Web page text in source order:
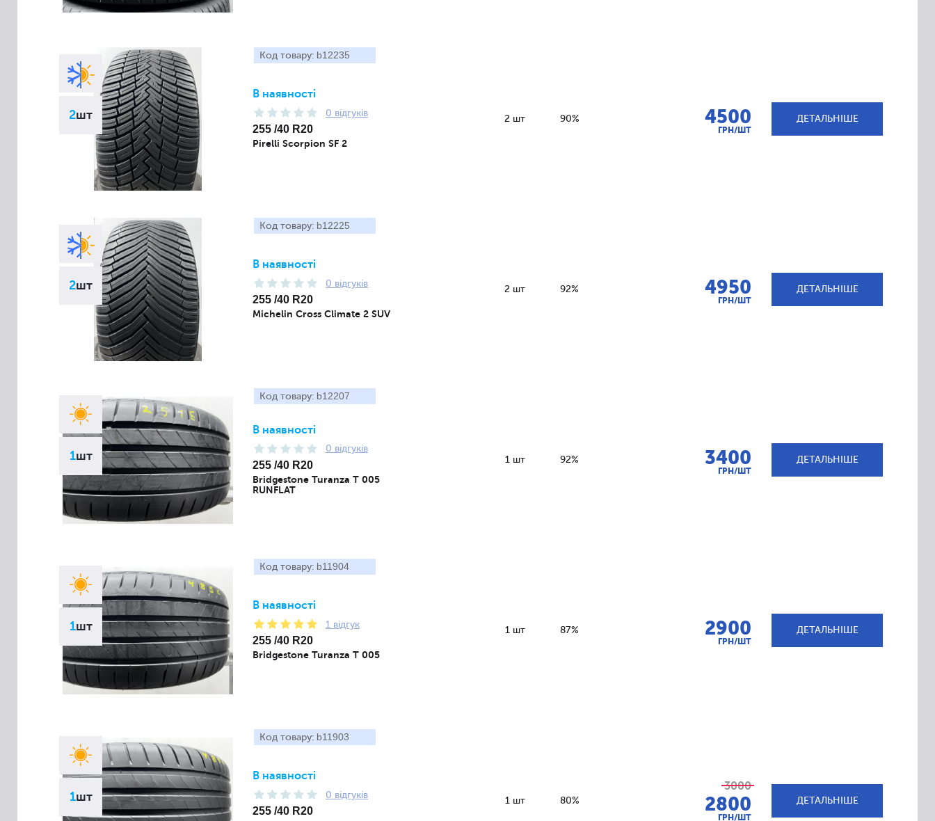
2шт
Код товару: b12235
В наявності
0 відгуків
255 /40 R20
Pirelli Scorpion SF 2
2 шт 90% 4500
ГРН/ШТ
ДЕТАЛЬНІШЕ
2шт
Код товару: b12225
В наявності
0 відгуків
255 /40 R20
Michelin Cross Climate 2 SUV
2 шт 92% 4950
ГРН/ШТ
ДЕТАЛЬНІШЕ
1шт
Код товару: b12207
В наявності
0 відгуків
255 /40 R20
Bridgestone Turanza T 005
RUNFLAT
1 шт 92% 3400
ГРН/ШТ
ДЕТАЛЬНІШЕ
1шт
Код товару: b11904
В наявності
1 відгук
255 /40 R20
Bridgestone Turanza T 005
1 шт 87% 2900
ГРН/ШТ
ДЕТАЛЬНІШЕ
1шт
Код товару: b11903
В наявності
0 відгуків
255 /40 R20
1 шт 80%
3000
2800
ГРН/ШТ
ДЕТАЛЬНІШЕ